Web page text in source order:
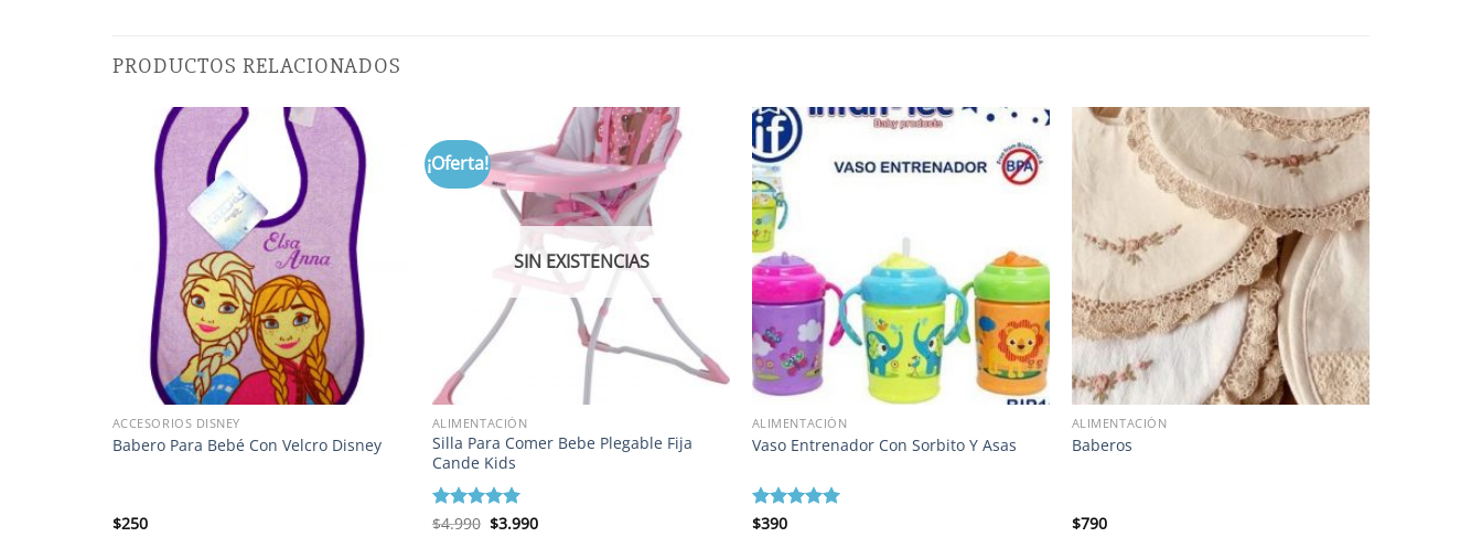
PRODUCTOS RELACIONADOS
ACCESORIOS DISNEY
Babero Para Bebé Con Velcro Disney
$250
¡Oferta!
SIN EXISTENCIAS
ALIMENTACIÓN
Silla Para Comer Bebe Plegable Fija
Cande Kids
Valorado
$4.990 El
$3.990El
ALIMENTACIÓN
Vaso Entrenador Con Sorbito Y Asas
Valorado
$390
ALIMENTACIÓN
Baberos
$790